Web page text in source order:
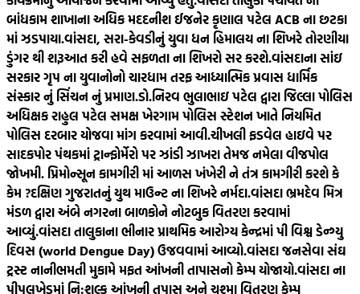
બાંધકામ શાખાના અધિક મદદનીશ ઈજનેર કૃણાલ પટેલ ACB ના છટકા
માં ઝડપાયા.વાંસદા, સરા-કેવડીનું યુવા ધન હિમાલય ના શિખરે તોરણીયા
ડુંગર થી શરૂઆત કરી હવે સફળતા ના શિખરો સર કરશે.વાંસદાના સાંઇ
સરકાર ગૃપ ના યુવાનોનો ચારધામ તરફ આધ્યાત્મિક પ્રવાસ ધાર્મિક
સંસ્કાર નું સિંચન નું પ્રમાણ.ડો.નિરવ ભુલાભાઇ પટેલ દ્વારા જિલ્લા પોલિસ
અધિક્ષક રાહુલ પટેલ સમક્ષ ખેરગામ પોલિસ સ્ટેશન ખાતે નિયમિત
પોલિસ દરબાર યોજવા માંગ કરવામાં આવી.ચીખલી ફડવેલ હાઇવે પર
સાદકપોર પંથકમાં ટ્રાન્ફોર્મેરો પર ઝાંડી ઝાખરા તેમજ નમેલા વીજપોલ
જોખમી. પ્રિમોન્સૂન કામગીરી માં આળસ ખંખેરી ને તંત્ર કામગીરી કરશે કે
કેમ ?દક્ષિણ ગુજરાતનું યુથ માઉન્ટ ના શિખરે નર્મદા.વાંસદા ભ્રમદેવ મિત્ર
મંડળ દ્વારા અંબે નગરના બાળકોને નોટબુક વિતરણ કરવામાં
આવ્યું.વાંસદા તાલુકાના ભીનાર પ્રાથમિક આરોગ્ય કેન્દ્રમાં પી વિશ્વ ડેન્ગ્યુ
દિવસ (world Dengue Day) ઉજવવામાં આવ્યો.વાંસદા જનસેવા સંઘ
ટ્રસ્ટ નાનીભમતી મુકામે મફત આંખની તાપાસનો કેમ્પ યોજાયો.વાંસદા ના
પીપલખેડમાં નિ:શુલ્ક આંખની તપાસ અને ચશ્મા વિતરણ કેમ્પ